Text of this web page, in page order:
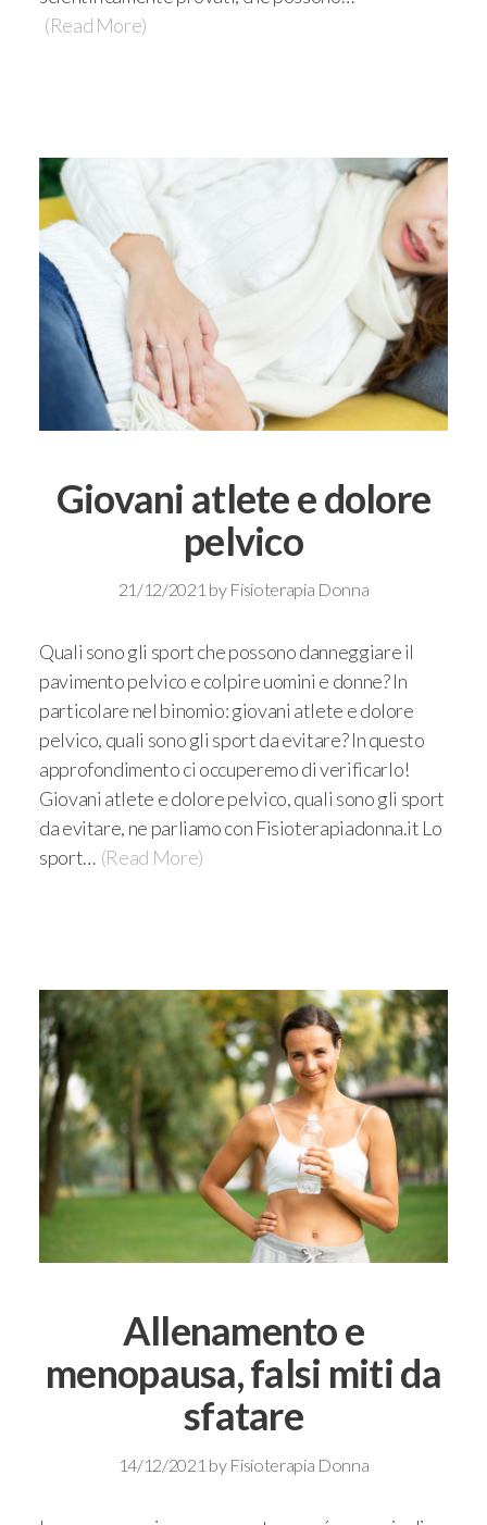
(Read More)
Giovani atlete e dolore
pelvico
21/12/2021 by Fisioterapia Donna
Quali sono gli sport che possono danneggiare il
pavimento pelvico e colpire uomini e donne? In
particolare nel binomio: giovani atlete e dolore
pelvico, quali sono gli sport da evitare? In questo
approfondimento ci occuperemo di verificarlo!
Giovani atlete e dolore pelvico, quali sono gli sport
da evitare, ne parliamo con Fisioterapiadonna.it Lo
sport… (Read More)
Allenamento e
menopausa, falsi miti da
sfatare
14/12/2021 by Fisioterapia Donna